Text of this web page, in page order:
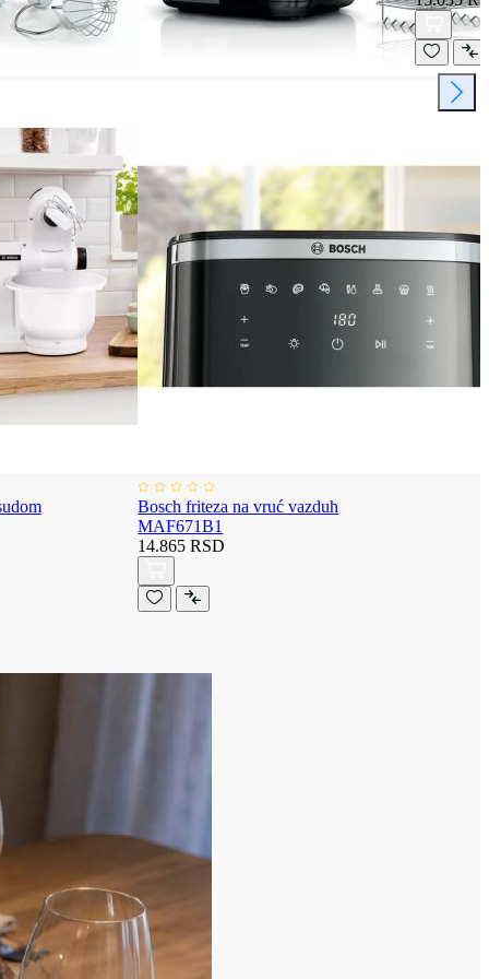
Bosch friteza na vruć vazduh
MAF671B1
14.865 RSD